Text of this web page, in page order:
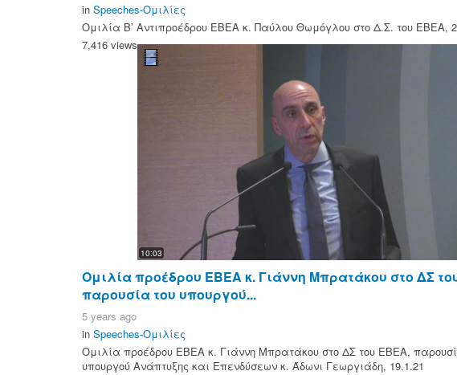
in Speeches-Ομιλίες
Ομιλία Β’ Αντιπροέδρου ΕΒΕΑ κ. Παύλου Θωμόγλου στο Δ.Σ. του ΕΒΕΑ,
7,416 views
10:03
Ομιλία προέδρου ΕΒΕΑ κ. Γιάννη Μπρατάκου στο ΔΣ
παρουσία του υπουργού...
5 years ago
in Speeches-Ομιλίες
Ομιλία προέδρου ΕΒΕΑ κ. Γιάννη Μπρατάκου στο ΔΣ του ΕΒΕΑ,
υπουργού Ανάπτυξης και Επενδύσεων κ. Άδωνι Γεωργιάδη, 19.1.21